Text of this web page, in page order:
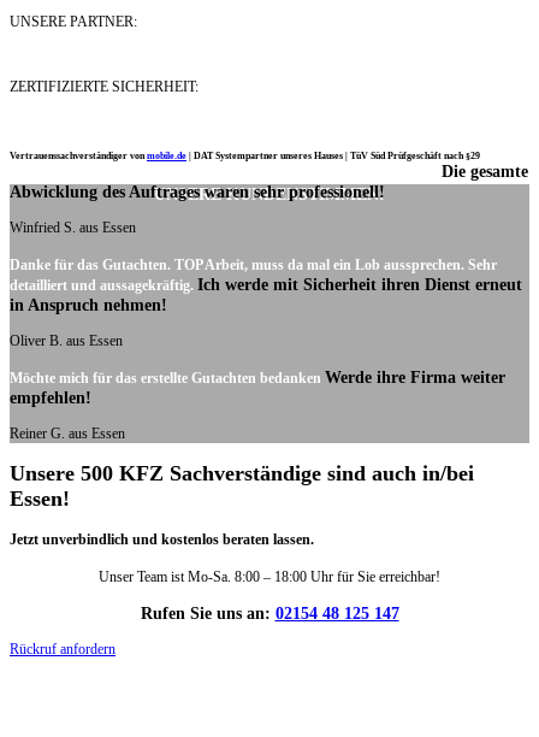
UNSERE PARTNER:
ZERTIFIZIERTE SICHERHEIT:
Vertrauenssachverständiger vonmobile.de DAT Systempartner unseres Hauses | TüV Süd Prüfgeschäft nach §29
UNSERE KUNDENSTIMMEN:
Die gesamte
Abwicklung des Auftrages waren sehr professionell!
Winfried S. aus Essen
Danke für das Gutachten. TOP Arbeit, muss da mal ein Lob aussprechen. Sehr
detailliert und aussagekräftig. Ich werde mit Sicherheit ihren Dienst erneut
in Anspruch nehmen!
Oliver B. aus Essen
Möchte mich für das erstellte Gutachten bedanken Werde ihre Firma weiter
empfehlen!
Reiner G. aus Essen
Unsere 500 KFZ Sachverständige sind auch in/bei
Essen!
Jetzt unverbindlich und kostenlos beraten lassen.
Unser Team ist Mo-Sa. 8:00 – 18:00 Uhr für Sie erreichbar!
Rufen Sie uns an: 02154 48 125 147
Rückruf anfordern